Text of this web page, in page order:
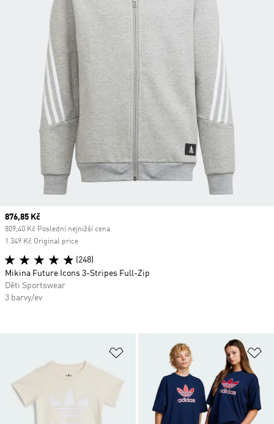
Přidat do seznamu přání
Current price
876,85 Kč
809,40 Kč Poslední nejnižší cena
1 349 Kč Original price
(248)
Mikina Future Icons 3-Stripes Full-Zip
Děti Sportswear
3 barvy/ev